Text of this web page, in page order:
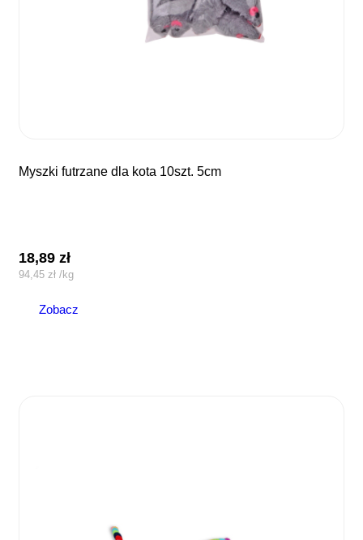
myszki futrzane dla kota 10szt. 5cm
18,89zł
94,45 zł /kg
Zobacz